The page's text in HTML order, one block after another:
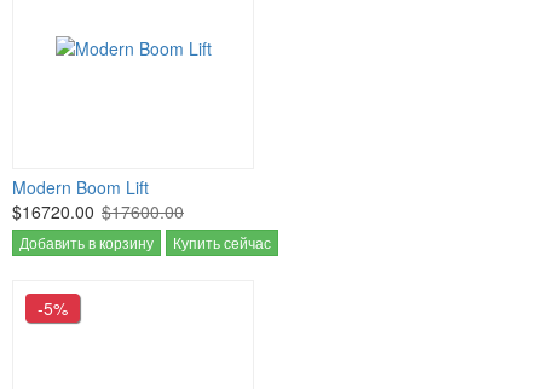
Modern Boom Lift
$16720.00 $17600.00
Добавить в корзину Купить сейчас
-5%